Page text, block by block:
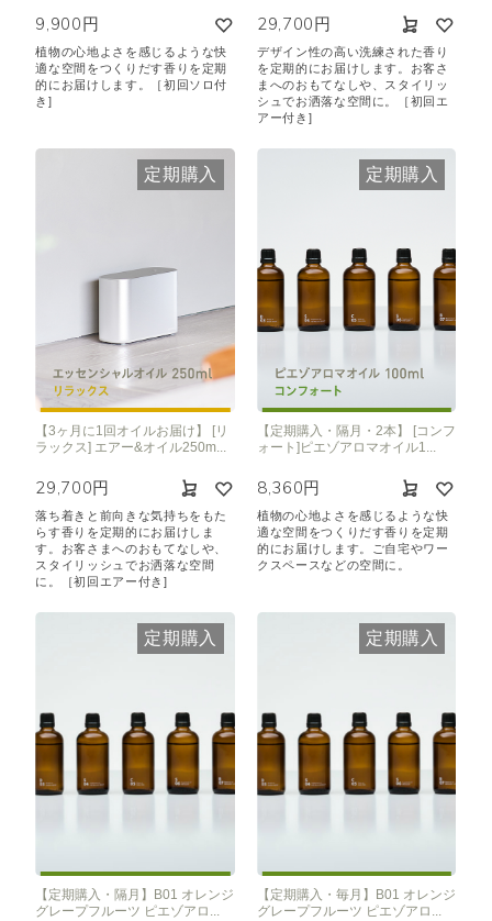
9,900円
植物の心地よさを感じるような快
適な空間をつくりだす香りを定期
的にお届けします。［初回ソロ付
き]
29,700円
デザイン性の高い洗練された香り
を定期的にお届けします。お客さ
まへのおもてなしや、スタイリッ
シュでお洒落な空間に。［初回エ
アー付き]
定期購入
【3ヶ月に1回オイルお届け】 [リ
ラックス] エアー&オイル250m...
29,700円
落ち着きと前向きな気持ちをもた
らす香りを定期的にお届けしま
す。お客さまへのおもてなしや、
スタイリッシュでお洒落な空間
に。［初回エアー付き]
定期購入
【定期購入・隔月・2本】 [コンフ
ォート]ピエゾアロマオイル1...
8,360円
植物の心地よさを感じるような快
適な空間をつくりだす香りを定期
的にお届けします。ご自宅やワー
クスペースなどの空間に。
定期購入
【定期購入・隔月】B01 オレンジ
グレープフルーツ ピエゾアロ...
定期購入
【定期購入・毎月】B01 オレンジ
グレープフルーツ ピエゾアロ...